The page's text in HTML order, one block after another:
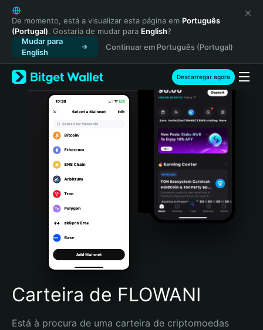
English
日本語
Tiếng Việt
Русский
Español (Latinoamérica)
Türkçe
Italiano
Português (Portugal)
Bahasa Indonesia
Português (Brasil)
Español (Argentina)
De momento, está a visualizar esta página em Português
(Portugal). Gostaria de mudar para English?
Mudar para
English
Continuar em Português (Portugal)
Descarregar agora
Carteira de FLOWANI
Está à procura de uma carteira de criptomoedas